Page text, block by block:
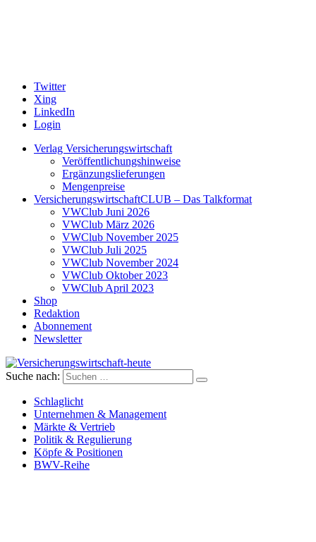
Twitter
Xing
LinkedIn
Login
Verlag Versicherungswirtschaft
Veröffentlichungshinweise
Ergänzungslieferungen
Mengenpreise
VersicherungswirtschaftCLUB – Das Talkformat
VWClub Juni 2026
VWClub März 2026
VWClub November 2025
VWClub Juli 2025
VWClub November 2024
VWClub Oktober 2023
VWClub April 2023
Shop
Redaktion
Abonnement
Newsletter
Versicherungswirtschaft-heute
Suche nach:
Schlaglicht
Unternehmen & Management
Märkte & Vertrieb
Politik & Regulierung
Köpfe & Positionen
BWV-Reihe